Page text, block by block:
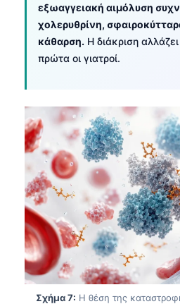
εξωαγγειακή αιμόλυση
χολερυθρίνη,
κάθαρση. Η διάκριση
πρώτα οι γιατροί.
Σχήμα 7: Η θέση της
Bosanski
Azərbaycan dili
Eesti
日本語
Čeština
ქართული
Русский
Lietuvių kalba
Polski
Slovenščina
Magyar
Shqip